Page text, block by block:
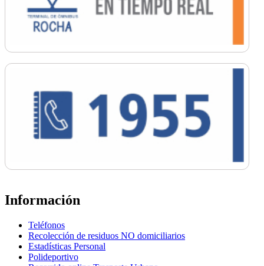
Información
Teléfonos
Recolección de residuos NO domiciliarios
Estadísticas Personal
Polideportivo